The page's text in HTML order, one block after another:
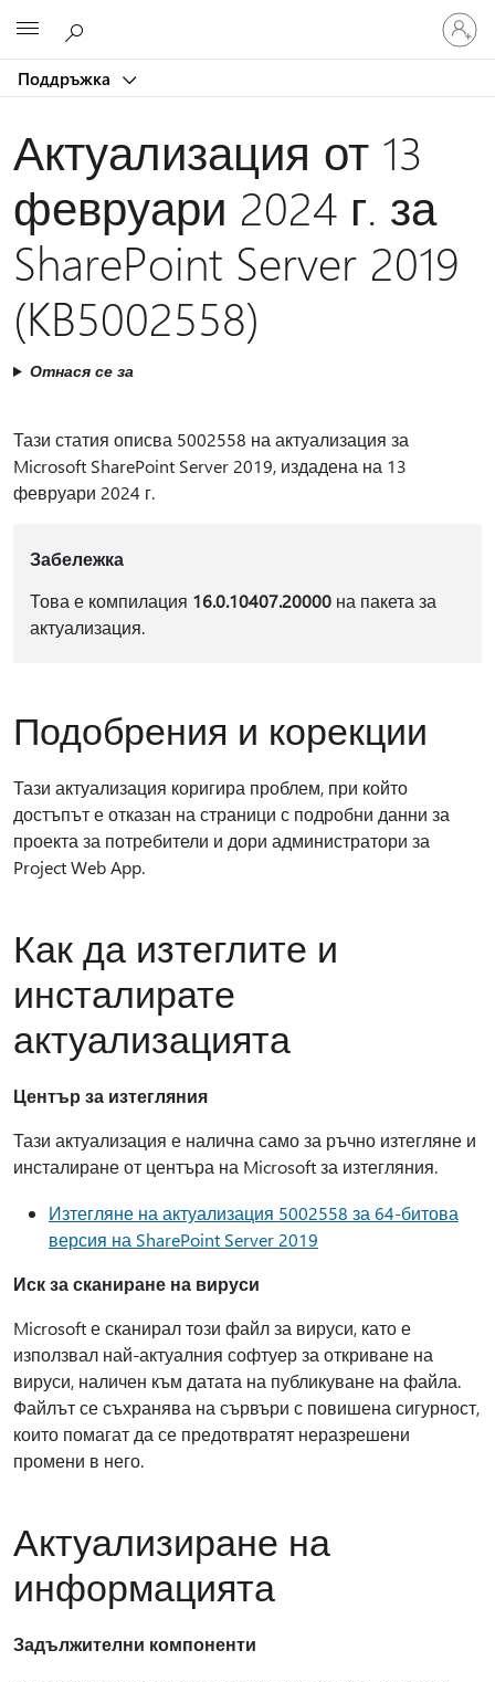
Поддръжка
Влезте
във
вашия
Актуализация от 13
февруари 2024 г. за
SharePoint Server 2019
(KB5002558)
Отнася се за
Тази статия описва 5002558 на актуализация за
Microsoft SharePoint Server 2019, издадена на 13
февруари 2024 г.
Забележка
Това е компилация 16.0.10407.20000на пакета за
актуализация.
Подобрения и корекции
Тази актуализация коригира проблем, при който
достъпът е отказан на страници с подробни данни за
проекта за потребители и дори администратори за
Project Web App.
Как да изтеглите и
инсталирате
актуализацията
Център за изтегляния
Тази актуализация е налична само за ръчно изтегляне и
инсталиране от центъра на Microsoft за изтегляния.
Изтегляне на актуализация 5002558 за 64-битова
версия на SharePoint Server 2019
Иск за сканиране на вируси
Microsoft е сканирал този файл за вируси, като е
използвал най-актуалния софтуер за откриване на
вируси, наличен към датата на публикуване на файла.
Файлът се съхранява на сървъри с повишена сигурност,
които помагат да се предотвратят неразрешени
промени в него.
Актуализиране на
информацията
Задължителни компоненти